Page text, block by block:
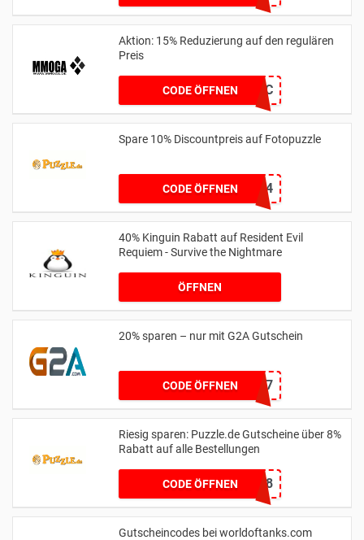
Aktion: 15% Reduzierung auf den regulären
Preis
CODE ÖFFNEN
15FantasyFC
Spare 10% Discountpreis auf Fotopuzzle
CODE ÖFFNEN
MEINPUZZLE24
40% Kinguin Rabatt auf Resident Evil
Requiem - Survive the Nightmare
ÖFFNEN
20% sparen – nur mit G2A Gutschein
CODE ÖFFNENAKSXG2A7
Riesig sparen: Puzzle.de Gutscheine über 8%
Rabatt auf alle Bestellungen
CODE ÖFFNEN
2024PUZZLE8
Gutscheincodes bei worldoftanks.com